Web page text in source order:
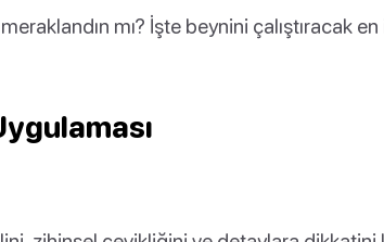
mı? İşte beynini çalıştıracak